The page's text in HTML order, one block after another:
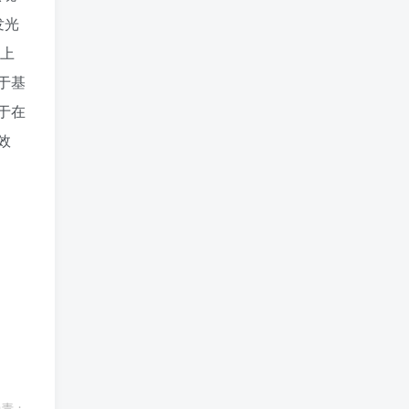
光
基
在